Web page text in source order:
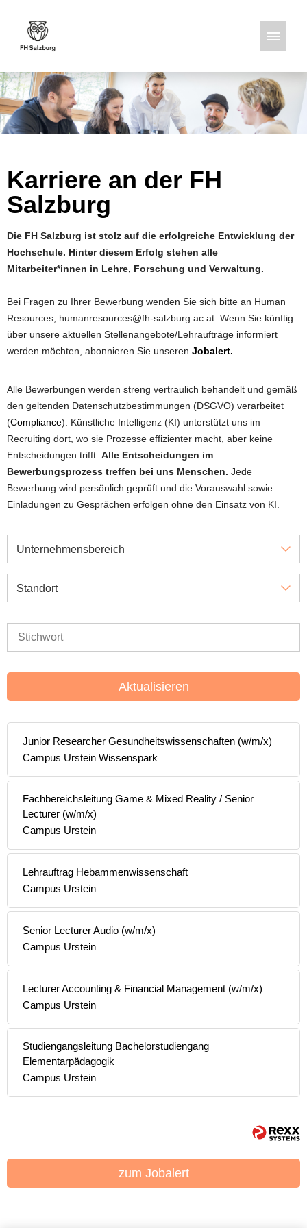
Deutsch Englisch
Stellenangebote
Karriere an der FH
Salzburg
Die FH Salzburg ist stolz auf die erfolgreiche Entwicklung der
Hochschule. Hinter diesem Erfolg stehen alle
Mitarbeiter*innen in Lehre, Forschung und Verwaltung.
Bei Fragen zu Ihrer Bewerbung wenden Sie sich bitte an Human
Resources, humanresources@fh-salzburg.ac.at. Wenn Sie künftig
über unsere aktuellen Stellenangebote/Lehraufträge informiert
werden möchten, abonnieren Sie unseren Jobalert.
Alle Bewerbungen werden streng vertraulich behandelt und gemäß
den geltenden Datenschutzbestimmungen (DSGVO) verarbeitet
(Compliance). Künstliche Intelligenz (KI) unterstützt uns im
Recruiting dort, wo sie Prozesse effizienter macht, aber keine
Entscheidungen trifft. Alle Entscheidungen im
Bewerbungsprozess treffen bei uns Menschen. Jede
Bewerbung wird persönlich geprüft und die Vorauswahl sowie
Einladungen zu Gesprächen erfolgen ohne den Einsatz von KI.
Unternehmensbereich
Standort
Aktualisieren
Junior Researcher Gesundheitswissenschaften (w/m/x)
Campus Urstein Wissenspark
Fachbereichsleitung Game & Mixed Reality / Senior
Lecturer (w/m/x)
Campus Urstein
Lehrauftrag Hebammenwissenschaft
Campus Urstein
Senior Lecturer Audio (w/m/x)
Campus Urstein
Lecturer Accounting & Financial Management (w/m/x)
Campus Urstein
Studiengangsleitung Bachelorstudiengang
Elementarpädagogik
Campus Urstein
zum Jobalert